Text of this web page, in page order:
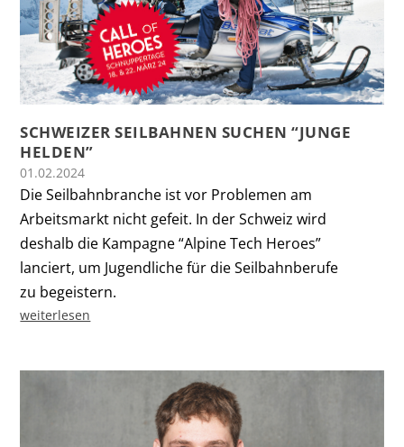
SCHWEIZER SEILBAHNEN SUCHEN “JUNGE
HELDEN”
01.02.2024
Die Seilbahnbranche ist vor Problemen am
Arbeitsmarkt nicht gefeit. In der Schweiz wird
deshalb die Kampagne “Alpine Tech Heroes”
lanciert, um Jugendliche für die Seilbahnberufe
zu begeistern.
weiterlesen